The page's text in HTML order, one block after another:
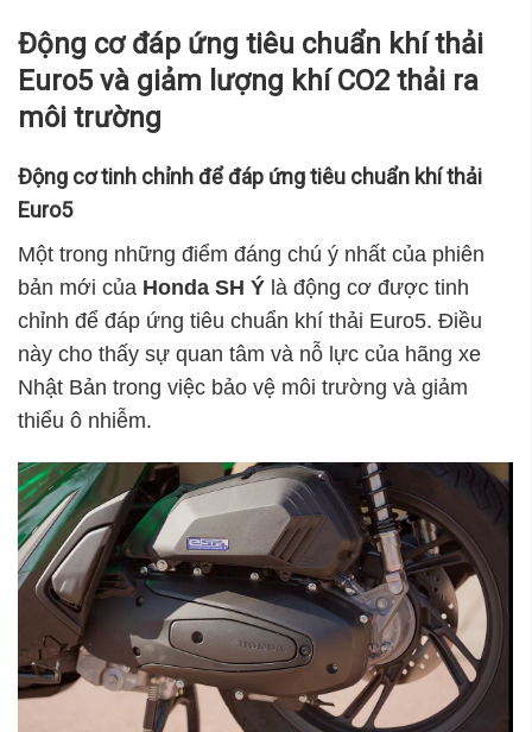
Động cơ đáp ứng tiêu chuẩn khí thải
Euro5 và giảm lượng khí CO2 thải ra
môi trường
Động cơ tinh chỉnh để đáp ứng tiêu chuẩn khí thải
Euro5
Một trong những điểm đáng chú ý nhất của phiên
bản mới của Honda SH Ý là động cơ được tinh
chỉnh để đáp ứng tiêu chuẩn khí thải Euro5. Điều
này cho thấy sự quan tâm và nỗ lực của hãng xe
Nhật Bản trong việc bảo vệ môi trường và giảm
thiểu ô nhiễm.